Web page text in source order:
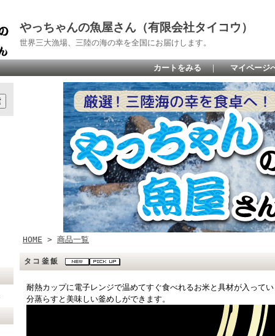
やっちゃんの魚屋さん（有限会社タイコウ）
世界三大漁場、三陸の海の幸を全国にお届けします。
カートをみる ｜ マイページ
HOME > 商品一覧
タコ釜飯
耐熱カップに電子レンジで温めてすぐ食べれるお米と具材が入って
分蒸らすと美味しい釜めしができます。